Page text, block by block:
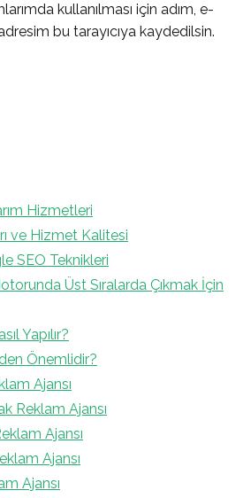
kullanılması için adım, e-
bu tarayıcıya kaydedilsin.
Hizmetleri
ve Hizmet Kalitesi
SEO Teknikleri
Üst Sıralarda Çıkmak İçin
Yapılır?
Önemlidir?
Ajansı
Reklam Ajansı
Ajansı
Ajansı
Ajansı